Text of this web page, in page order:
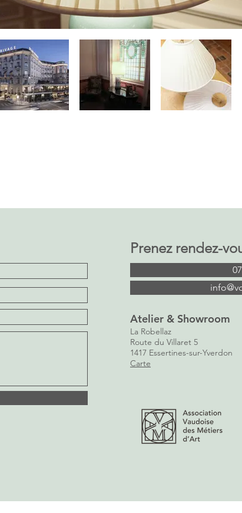
Prenez rendez-
Atelier & Showroom
La Robellaz
Route du Villaret 5
1417 Essertines-sur-Yverdon
Carte